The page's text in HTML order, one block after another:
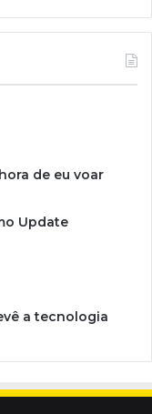
de eu voar
Update
a tecnologia